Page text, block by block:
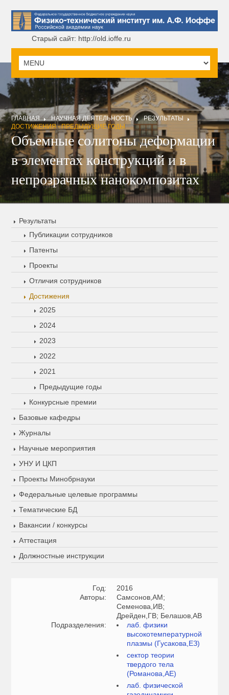
Старый сайт: http://old.ioffe.ru
ГЛАВНАЯ НАУЧНАЯ ДЕЯТЕЛЬНОСТЬ
РЕЗУЛЬТАТЫ
ДОСТИЖЕНИЯ - ПРЕДЫДУЩИЕ ГОДЫ
Объемные солитоны деформации
в элементах конструкций и в
непрозрачных нанокомпозитах
Результаты
Публикации сотрудников
Патенты
Проекты
Отличия сотрудников
Достижения
2025
2024
2023
2022
2021
Предыдущие годы
Конкурсные премии
Базовые кафедры
Журналы
Научные мероприятия
УНУ И ЦКП
Проекты Минобрнауки
Федеральные целевые программы
Тематические БД
Вакансии / конкурсы
Аттестация
Должностные инструкции
Год:
2016
Авторы:
Самсонов,АМ;
Семенова,ИВ;
Дрейден,ГВ; Белашов,АВ
Подразделения:
лаб. физики
высокотемпературной
плазмы (Гусакова,ЕЗ)
сектор теории
твердого тела
(Романова,АЕ)
лаб. физической